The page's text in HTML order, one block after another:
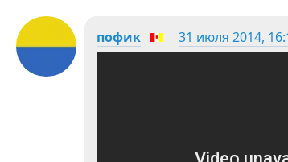
пофик 31 июля 2014,